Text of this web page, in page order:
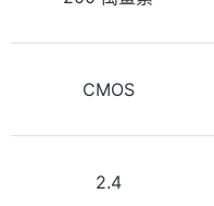
CMOS
2.4